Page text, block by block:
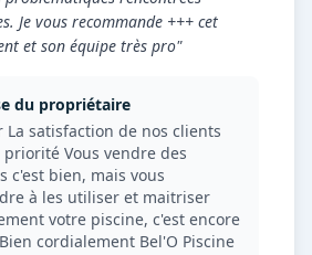
Je vous recommande +++ cet
et son équipe très pro"
du propriétaire
La satisfaction de nos clients
Vous vendre des
c'est bien, mais vous
à les utiliser et maitriser
votre piscine, c'est encore
cordialement Bel'O Piscine